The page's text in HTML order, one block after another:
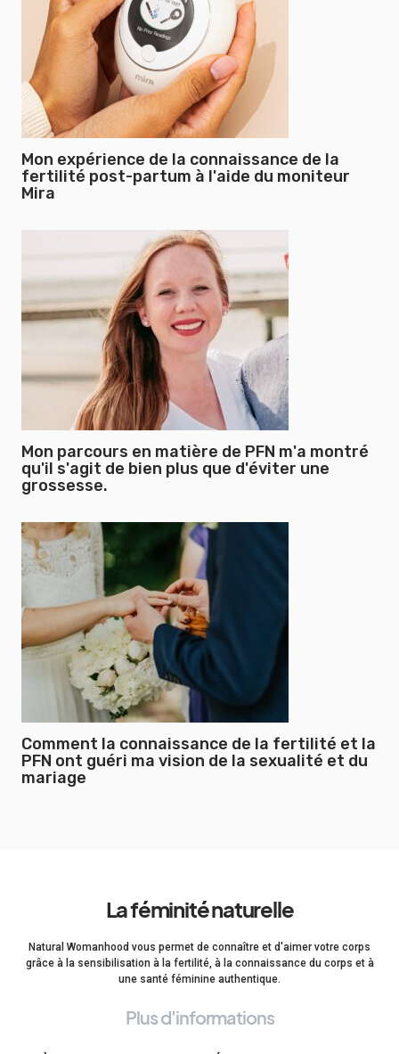
Mon expérience de la connaissance de la
fertilité post-partum à l'aide du moniteur
Mira
Mon parcours en matière de PFN m'a montré
qu'il s'agit de bien plus que d'éviter une
grossesse.
Comment la connaissance de la fertilité et la
PFN ont guéri ma vision de la sexualité et du
mariage
La féminité naturelle
Natural Womanhood vous permet de connaître et d'aimer votre corps
grâce à la sensibilisation à la fertilité, à la connaissance du corps et à
une santé féminine authentique.
Plus d'informations